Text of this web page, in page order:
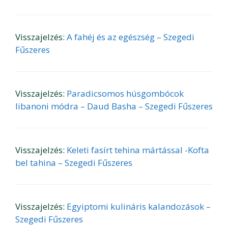
Visszajelzés: A fahéj és az egészség – Szegedi
Fűszeres
Visszajelzés: Paradicsomos húsgombócok
libanoni módra – Daud Basha – Szegedi Fűszeres
Visszajelzés: Keleti fasírt tehina mártással -Kofta
bel tahina – Szegedi Fűszeres
Visszajelzés: Egyiptomi kulináris kalandozások –
Szegedi Fűszeres